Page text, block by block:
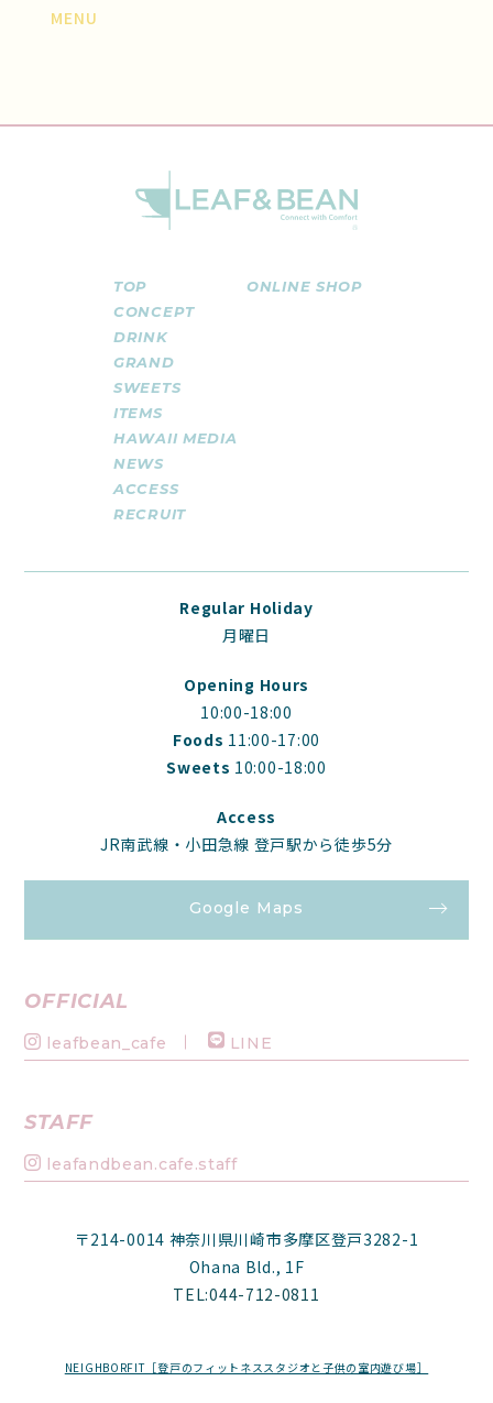
MENU
TOP
CONCEPT
DRINK
GRAND
SWEETS
ITEMS
HAWAII MEDIA
NEWS
ACCESS
RECRUIT
ONLINE SHOP
Regular Holiday
月曜日
Opening Hours
10:00-18:00
Foods 11:00-17:00
Sweets 10:00-18:00
Access
JR南武線・小田急線 登戸駅から徒歩5分
Google Maps
OFFICIAL
leafbean_cafe LINE
STAFF
leafandbean.cafe.staff
〒214-0014 神奈川県川崎市多摩区登戸3282-1
Ohana Bld., 1F
TEL:044-712-0811
NEIGHBORFIT［登戸のフィットネススタジオと子供の室内遊び場］